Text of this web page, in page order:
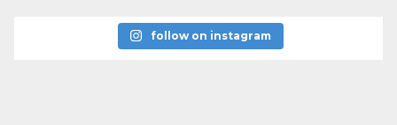
follow on instagram